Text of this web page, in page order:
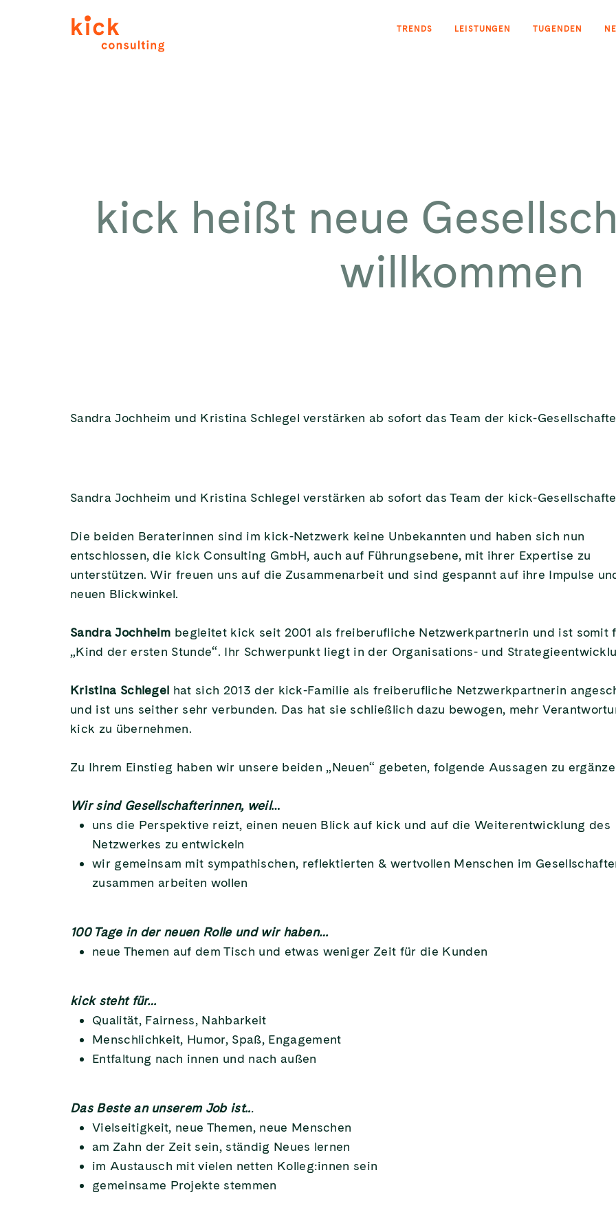
TRENDS LEISTUNGEN TUGENDEN
kick heißt neue
willkommen
Sandra Jochheim und Kristina Schlegel verstärken ab sofort das Team der kick-
Sandra Jochheim und Kristina Schlegel verstärken ab sofort das Team der kick-
Die beiden Beraterinnen sind im kick-Netzwerk keine Unbekannten und haben sich nun
entschlossen, die kick Consulting GmbH, auch auf Führungsebene, mit ihrer Expertise zu
unterstützen. Wir freuen uns auf die Zusammenarbeit und sind gespannt auf ihre Impulse
neuen Blickwinkel.
Sandra Jochheim begleitet kick seit 2001 als freiberufliche Netzwerkpartnerin und ist somit
„Kind der ersten Stunde“. Ihr Schwerpunkt liegt in der Organisations- und
Kristina Schlegel hat sich 2013 der kick-Familie als freiberufliche Netzwerkpartnerin
und ist uns seither sehr verbunden. Das hat sie schließlich dazu bewogen, mehr
kick zu übernehmen.
Zu Ihrem Einstieg haben wir unsere beiden „Neuen“ gebeten, folgende Aussagen zu
Wir sind Gesellschafterinnen, weil…
uns die Perspektive reizt, einen neuen Blick auf kick und auf die Weiterentwicklung des
Netzwerkes zu entwickeln
wir gemeinsam mit sympathischen, reflektierten & wertvollen Menschen im
zusammen arbeiten wollen
100 Tage in der neuen Rolle und wir haben…
neue Themen auf dem Tisch und etwas weniger Zeit für die Kunden
kick steht für…
Qualität, Fairness, Nahbarkeit
Menschlichkeit, Humor, Spaß, Engagement
Entfaltung nach innen und nach außen
Das Beste an unserem Job ist...
Vielseitigkeit, neue Themen, neue Menschen
am Zahn der Zeit sein, ständig Neues lernen
im Austausch mit vielen netten Kolleg:innen sein
gemeinsame Projekte stemmen